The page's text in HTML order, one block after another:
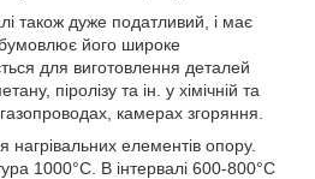
також дуже податливий, і має
його широке
для виготовлення деталей
піролізу та ін. у хімічній та
камерах згоряння.
нагрівальних елементів опору.
1000°С. В інтервалі 600-800°С